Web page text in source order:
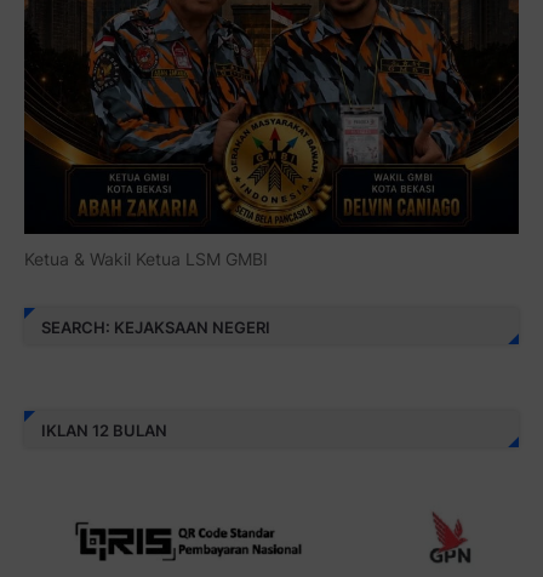
Ketua & Wakil Ketua LSM GMBI
SEARCH: KEJAKSAAN NEGERI
IKLAN 12 BULAN